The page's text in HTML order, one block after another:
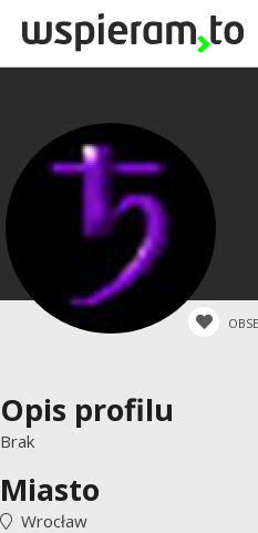
Opis profilu
Brak
Miasto
Wrocław